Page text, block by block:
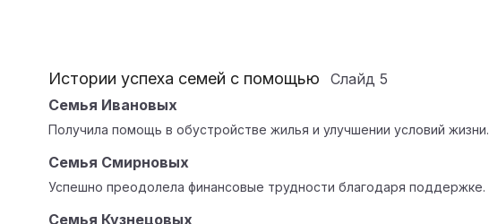
Истории успеха семей с помощью Слайд 5
Семья Ивановых
Получила помощь в обустройстве жилья и улучшении условий жизни.
Семья Смирновых
Успешно преодолела финансовые трудности благодаря поддержке.
Семья Кузнецовых